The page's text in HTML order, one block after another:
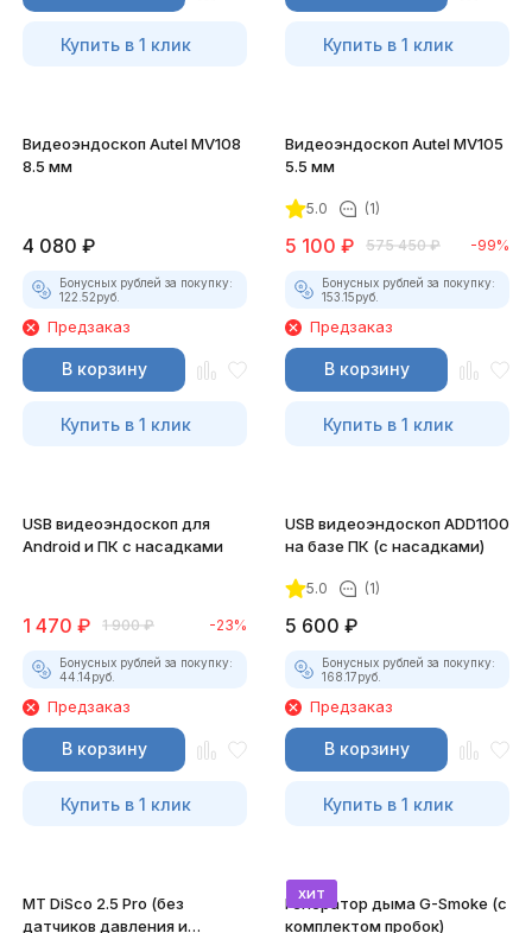
Купить в 1 клик Купить в 1 клик
Видеоэндоскоп Autel MV108
8.5 мм
4 080 ₽
Бонусных рублей за покупку:
122.52руб.
Предзаказ
В корзину
Купить в 1 клик
Видеоэндоскоп Autel MV105
5.5 мм
5.0 (1)
5 100 ₽ 575 450 ₽ -99%
Бонусных рублей за покупку:
153.15руб.
Предзаказ
В корзину
Купить в 1 клик
USB видеоэндоскоп для
Android и ПК с насадками
1 470 ₽ 1 900 ₽ -23%
Бонусных рублей за покупку:
44.14руб.
Предзаказ
В корзину
Купить в 1 клик
USB видеоэндоскоп ADD1100
на базе ПК (с насадками)
5.0 (1)
5 600 ₽
Бонусных рублей за покупку:
168.17руб.
Предзаказ
В корзину
Купить в 1 клик
MT DiSco 2.5 Pro (без
датчиков давления и
хит
Генератор дыма G-Smoke (c
комплектом пробок)